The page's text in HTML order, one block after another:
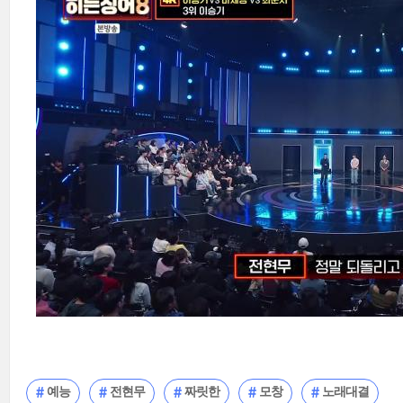
예능 전현무 짜릿한 모창 노래대결